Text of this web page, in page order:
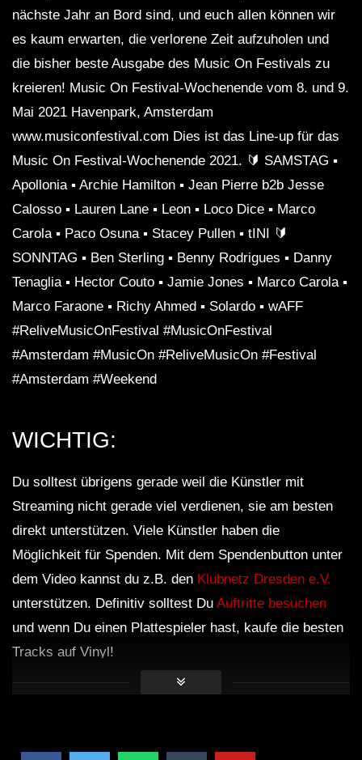
nächste Jahr an Bord sind, und euch allen können wir
es kaum erwarten, die verlorene Zeit aufzuholen und
die bisher beste Ausgabe des Music On Festivals zu
kreieren! Music On Festival-Wochenende vom 8. und 9.
Mai 2021 Havenpark, Amsterdam
www.musiconfestival.com Dies ist das Line-up für das
Music On Festival-Wochenende 2021. 🔰 SAMSTAG ▪︎
Apollonia ▪︎ Archie Hamilton ▪︎ Jean Pierre b2b Jesse
Calosso ▪︎ Lauren Lane ▪︎ Leon ▪︎ Loco Dice ▪︎ Marco
Carola ▪︎ Paco Osuna ▪︎ Stacey Pullen ▪︎ tINI 🔰
SONNTAG ▪︎ Ben Sterling ▪︎ Benny Rodrigues ▪︎ Danny
Tenaglia ▪︎ Hector Couto ▪︎ Jamie Jones ▪︎ Marco Carola ▪︎
Marco Faraone ▪︎ Richy Ahmed ▪︎ Solardo ▪︎ wAFF
#ReliveMusicOnFestival #MusicOnFestival
#Amsterdam #MusicOn #ReliveMusicOn #Festival
#Amsterdam #Weekend
WICHTIG:
Du solltest übrigens gerade weil die Künstler mit
Streaming nicht gerade viel verdienen, sie am besten
direkt unterstützen. Viele Künstler haben die
Möglichkeit für Spenden. Mit dem Spendenbutton unter
dem Video kannst du z.B. den Klubnetz Dresden e.V.
unterstützen. Definitiv solltest Du Auftritte besuchen
und wenn Du einen Plattespieler hast, kaufe die besten
Tracks auf Vinyl!